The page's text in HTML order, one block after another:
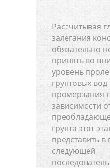
Рассчитывая
залегания
обязательно
принять во
уровень
грунтовых вод
промерзания
зависимости
грунта этот
представить в
следующей